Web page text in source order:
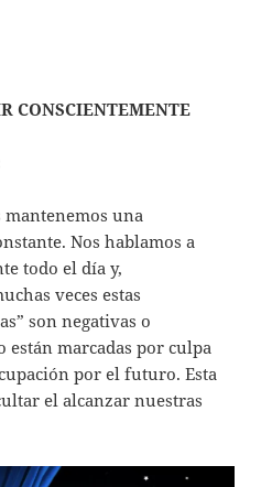
CONSCIENTEMENTE
una
Nos hablamos a
todo el día y,
veces estas
son negativas o
están marcadas por culpa
por el futuro. Esta
el alcanzar nuestras